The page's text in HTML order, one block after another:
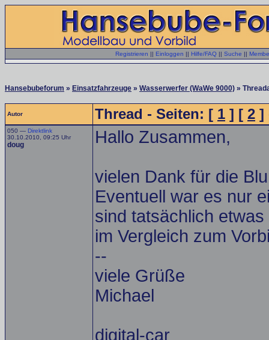
Registrieren || Einloggen || Hilfe/FAQ || Suche ||
Hansebubeforum » Einsatzfahrzeuge » Wasserwerfer (WaWe 9000) »
Autor Thread - Seiten: [ 1 ] [ 2 ]
050 — Direktlink
30.10.2010, 09:25 Uhr
doug Hallo Zusammen,
vielen Dank für die
Eventuell war es nur
sind tatsächlich
im Vergleich zum
--
viele Grüße
Michael
digital-car